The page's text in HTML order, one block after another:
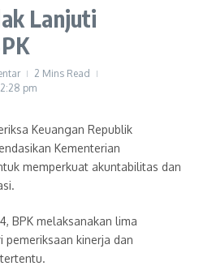
Lanjuti
2 Mins Read
pm
Keuangan Republik
Kementerian
memperkuat akuntabilitas dan
BPK melaksanakan lima
pemeriksaan kinerja dan